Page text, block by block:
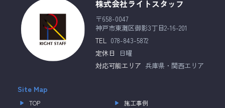
株式会社ライトスタッフ
〒658-0047
神戸市東灘区御影3丁目2-16-201
TEL 078-843-5872
定休日
日曜
対応可能エリア 兵庫県・関西エリア
Site Map
TOP
施工事例